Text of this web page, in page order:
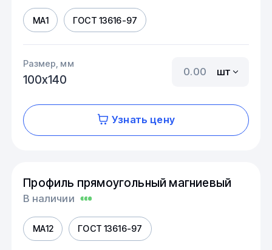
МА1 ГОСТ 13616-97
Размер, мм
100х140
шт
Узнать цену
Профиль прямоугольный магниевый
В наличии
МА12 ГОСТ 13616-97